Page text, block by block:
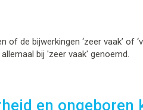
de bijwerkingen ‘zeer vaak’ of
bij 'zeer vaak' genoemd.
en ongeboren